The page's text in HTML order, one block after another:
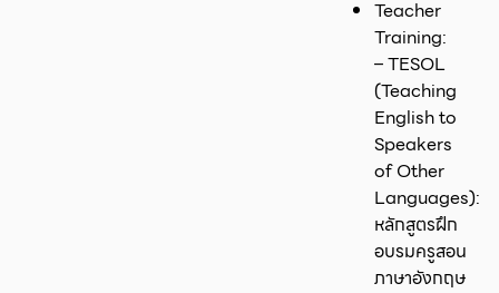
Teacher
Training:
– TESOL
(Teaching
English to
Speakers
of Other
Languages):
หลักสูตรฝึก
อบรมครูสอน
ภาษาอังกฤษ